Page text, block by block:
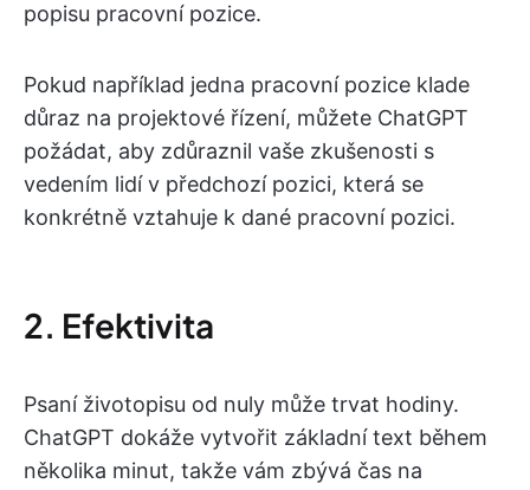
popisu pracovní pozice.
Pokud například jedna pracovní pozice klade
důraz na projektové řízení, můžete ChatGPT
požádat, aby zdůraznil vaše zkušenosti s
vedením lidí v předchozí pozici, která se
konkrétně vztahuje k dané pracovní pozici.
2. Efektivita
Psaní životopisu od nuly může trvat hodiny.
ChatGPT dokáže vytvořit základní text během
několika minut, takže vám zbývá čas na